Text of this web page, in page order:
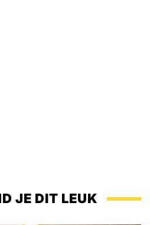
JE DIT LEUK